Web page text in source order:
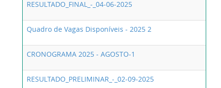
RESULTADO_FINAL_-_04-06-2025
Quadro de Vagas Disponíveis - 2025 2
CRONOGRAMA 2025 - AGOSTO-1
RESULTADO_PRELIMINAR_-_02-09-2025